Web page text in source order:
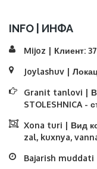
INFO | ИНФА
Mijoz | Клиент:
Joylashuv |
Granit tanlovi |
STOLESHNICA -
Xona turi | Вид
zal, kuxnya,
Bajarish muddati